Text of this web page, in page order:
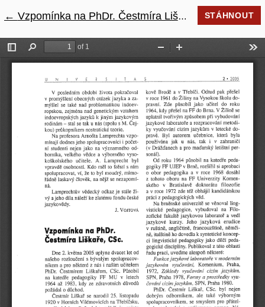
← Návrat na podrobnosti článku
Vzpomínka na PhDr. Čestmíra Liškaře, CSc. STÁHNOUT